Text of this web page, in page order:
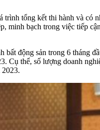
trình tổng kết thi hành và có
minh bạch trong việc tiếp
động sản trong 6 tháng
Cụ thể, số lượng doanh
2023.